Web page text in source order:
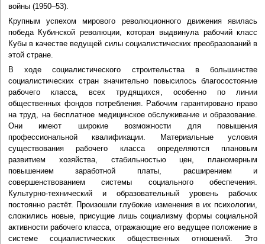
войны (1950–53).
Крупным успехом мирового революционного движения явилась
победа Кубинской революции, которая выдвинула рабочий класс
Кубы в качестве ведущей силы социалистических преобразований в
этой стране.
В ходе социалистического строительства в большинстве
социалистических стран значительно повысилось благосостояние
рабочего класса, всех трудящихся, особенно по линии
общественных фондов потребления. Рабочим гарантировано право
на труд, на бесплатное медицинское обслуживание и образование.
Они имеют широкие возможности для повышения
профессиональной квалификации. Материальные условия
существования рабочего класса определяются плановым
развитием хозяйства, стабильностью цен, планомерным
повышением заработной платы, расширением и
совершенствованием системы социального обеспечения.
Культурно-технический и образовательный уровень рабочих
постоянно растёт. Произошли глубокие изменения в их психологии,
сложились новые, присущие лишь социализму формы социальной
активности рабочего класса, отражающие его ведущее положение в
системе социалистических общественных отношений. Это